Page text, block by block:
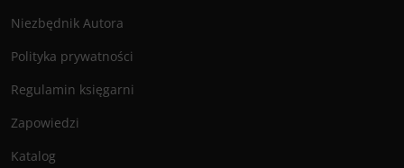
Niezbędnik Autora
Polityka prywatności
Regulamin księgarni
Zapowiedzi
Katalog